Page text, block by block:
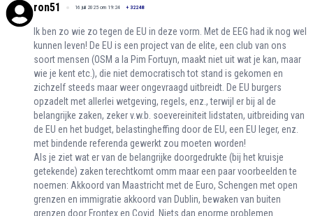
ron51 16 juli 2025 om 19:24 + 32248
Ik ben zo wie zo tegen de EU in deze vorm. Met de EEG had ik nog wel
kunnen leven! De EU is een project van de elite, een club van ons
soort mensen (OSM a la Pim Fortuyn, maakt niet uit wat je kan, maar
wie je kent etc.), die niet democratisch tot stand is gekomen en
zichzelf steeds maar weer ongevraagd uitbreidt. De EU burgers
opzadelt met allerlei wetgeving, regels, enz., terwijl er bij al de
belangrijke zaken, zeker v.w.b. soevereiniteit lidstaten, uitbreiding van
de EU en het budget, belastingheffing door de EU, een EU leger, enz.
met bindende referenda gewerkt zou moeten worden!
Als je ziet wat er van de belangrijke doorgedrukte (bij het kruisje
getekende) zaken terechtkomt omm maar een paar voorbeelden te
noemen: Akkoord van Maastricht met de Euro, Schengen met open
grenzen en immigratie akkoord van Dublin, bewaken van buiten
grenzen door Frontex en Covid. Niets dan enorme problemen